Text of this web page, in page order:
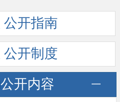
公开指南
公开制度
公开内容